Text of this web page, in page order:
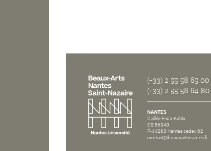
(+33) 2 55 58 65 00
(+33) 2 55 58 64 80
NANTES
2 allée Frida-Kahlo
CS 56340
F-44263 Nantes cedex 02
contact@beauxartsnantes.fr